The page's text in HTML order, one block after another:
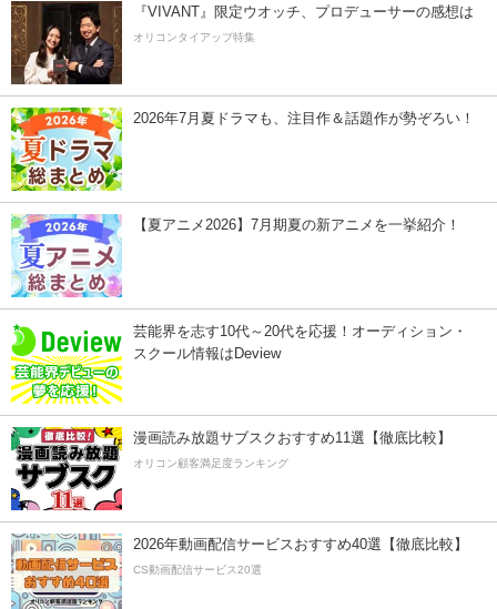
『VIVANT』限定ウオッチ、プロデューサーの感想は
オリコンタイアップ特集
2026年7月夏ドラマも、注目作＆話題作が勢ぞろい！
【夏アニメ2026】7月期夏の新アニメを一挙紹介！
芸能界を志す10代～20代を応援！オーディション・
スクール情報はDeview
漫画読み放題サブスクおすすめ11選【徹底比較】
オリコン顧客満足度ランキング
2026年動画配信サービスおすすめ40選【徹底比較】
CS動画配信サービス20選